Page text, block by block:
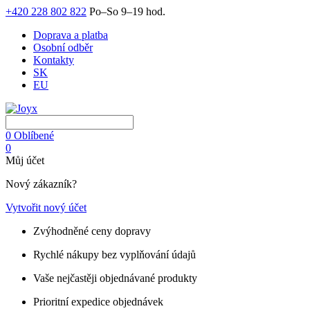
+420 228 802 822 Po–So 9–19 hod.
Doprava a platba
Osobní odběr
Kontakty
SK
EU
0 Oblíbené
0
Můj účet
Nový zákazník?
Vytvořit nový účet
Zvýhodněné ceny dopravy
Rychlé nákupy bez vyplňování údajů
Vaše nejčastěji objednávané produkty
Prioritní expedice objednávek